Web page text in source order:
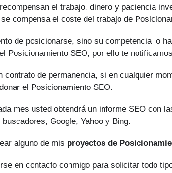
el trabajo, dinero y paciencia
compensa el coste del trabajo de
de posicionarse, sino su competencia lo
Posicionamiento SEO, por ello te
contrato de permanencia, si en cualquier
el Posicionamiento SEO.
mes usted obtendrá un informe SEO con
Google, Yahoo y Bing.
alguno de mis proyectos de
en contacto conmigo para solicitar todo